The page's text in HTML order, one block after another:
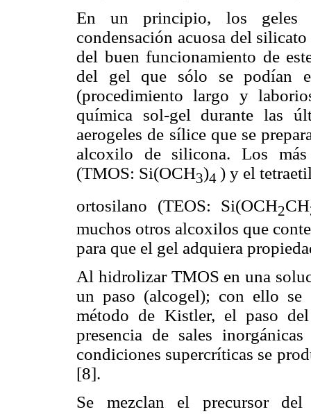
En un principio, los geles
condensación acuosa del
del buen funcionamiento de
del gel que sólo se podían
(procedimiento largo y
química sol-gel durante las
aerogeles de sílice que se
alcoxilo de silicona. Los
(TMOS: Si(OCH3)4 ) y el
ortosilano (TEOS: Si(OCH2CH
muchos otros alcoxilos que
para que el gel adquiera
Al hidrolizar TMOS en una
un paso (alcogel); con ello se
método de Kistler, el paso
presencia de sales
condiciones supercríticas se
[8].
Se mezclan el precursor